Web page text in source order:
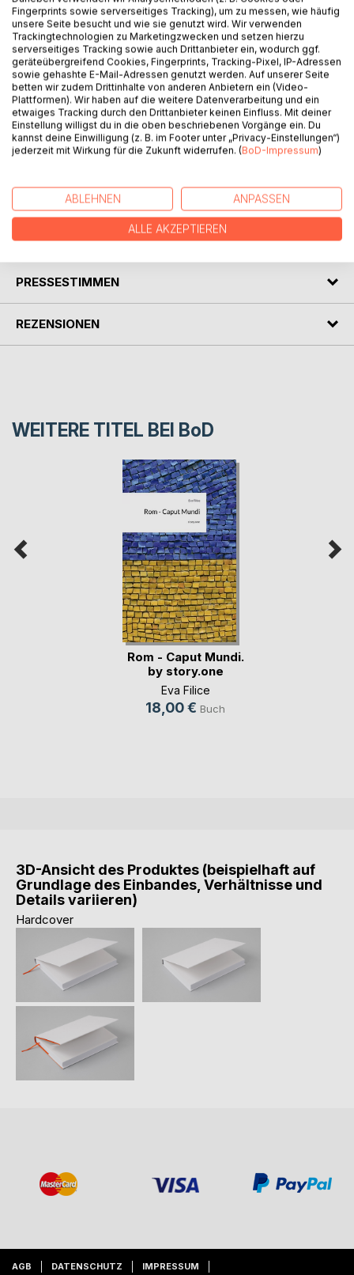
andere Zeit. Seit fast 7000 Jahren geben diese Zeugen
der Vergangenheit Rätsel auf. Wie kamen die
tonnenschweren Monolithen hierher? Legenden verstärken
die an mystischen Momenten reiche Bretagne. Die
Geschichte der vielen Inseln im Golf von Morbihan sowie
die Liebesgeschichte der Menhire Jean und Jeanne finden
sich in bretonischen Sagen wieder. Besonders die Belle-
Île-en-Mer hat mich mit ihrer Schönheit und Einzigartigkeit
begeistert. Viele Künstler wie Claude Monet oder Paul
Gauguin kamen wegen der Farbenpracht und der
meine Geschichten über die erlebenswerte Bretagne.
AUTOR/IN
PRESSESTIMMEN
REZENSIONEN
WEITERE TITEL BEI BoD
Rom - Caput Mundi.
by story.one
Eva Filice
18,00 € Buch
3D-Ansicht des Produktes (beispielhaft auf
Grundlage des Einbandes, Verhältnisse und
Details variieren)
Hardcover
AGB DATENSCHUTZ IMPRESSUM
Fingerprints sowie serverseitiges Tracking), um zu messen, wie häufig
unsere Seite besucht und wie sie genutzt wird. Wir verwenden
Trackingtechnologien zu Marketingzwecken und setzen hierzu
serverseitiges Tracking sowie auch Drittanbieter ein, wodurch ggf.
geräteübergreifend Cookies, Fingerprints, Tracking-Pixel, IP-Adressen
sowie gehashte E-Mail-Adressen genutzt werden. Auf unserer Seite
betten wir zudem Drittinhalte von anderen Anbietern ein (Video-
Plattformen). Wir haben auf die weitere Datenverarbeitung und ein
etwaiges Tracking durch den Drittanbieter keinen Einfluss. Mit deiner
Einstellung willigst du in die oben beschriebenen Vorgänge ein. Du
kannst deine Einwilligung (z. B. im Footer unter „Privacy-Einstellungen“)
jederzeit mit Wirkung für die Zukunft widerrufen. (BoD-Impressum)
ABLEHNEN ANPASSEN
ALLE AKZEPTIEREN